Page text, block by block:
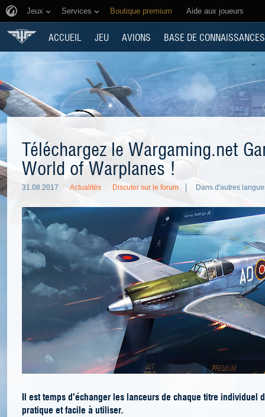
Jeux Services Boutique premium Aide aux joueurs
ACCUEIL JEU AVIONS BASE DE CONNAISSANCES
Téléchargez le Wargaming.net
World of Warplanes !
31.08.2017 Actualités Discuter sur le forum Dans d'autres
Il est temps d'échanger les lanceurs de chaque titre individuel
pratique et facile à utiliser.